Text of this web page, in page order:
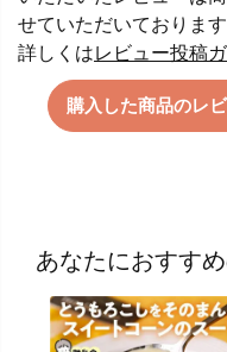
せていただいております
詳しくはレビュー投稿
購入した商品のレ
あなたにおすす